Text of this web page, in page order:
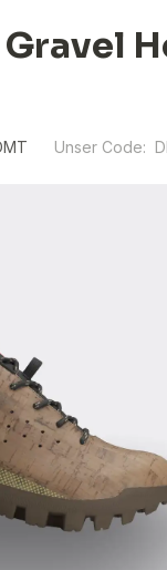
Gravel
Unser Code: